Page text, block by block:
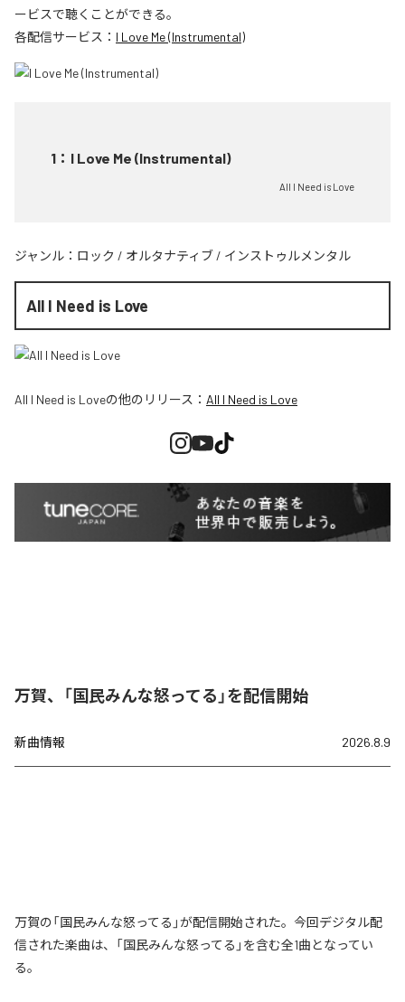
ービスで聴くことができる。
各配信サービス： I Love Me (Instrumental)
1 ： I Love Me (Instrumental)
All I Need is Love
ジャンル： ロック / オルタナティブ / インストゥルメンタル
All I Need is Love
All I Need is Loveの他のリリース： All I Need is Love
万賀、「国民みんな怒ってる」を配信開始
新曲情報 2026.8.9
万賀の「国民みんな怒ってる」が配信開始された。今回デジタル配
信された楽曲は、「国民みんな怒ってる」を含む全1曲となってい
る。